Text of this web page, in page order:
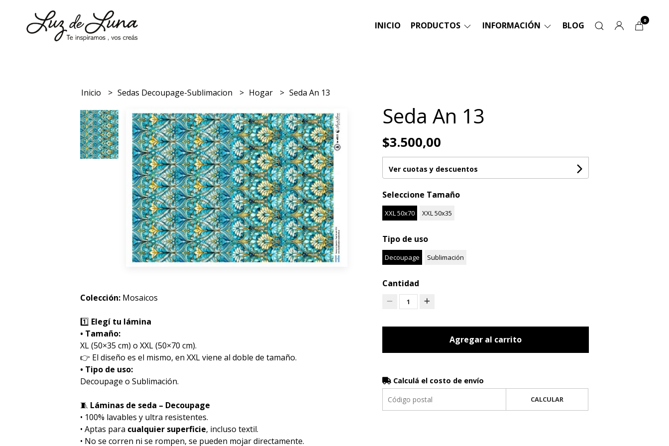
INICIO PRODUCTOS INFORMACIÓN BLOG 0
Inicio Sedas Decoupage-Sublimacion Hogar Seda An 13
Colección: Mosaicos
1️⃣ Elegí tu lámina
• Tamaño:
XL (50×35 cm) o XXL (50×70 cm).
👉 El diseño es el mismo, en XXL viene al doble de tamaño.
• Tipo de uso:
Decoupage o Sublimación.
🧵 Láminas de seda – Decoupage
• 100% lavables y ultra resistentes.
• Aptas para cualquier superficie, incluso textil.
• No se corren ni se rompen, se pueden mojar directamente.
Seda An 13
$3.500,00
Ver cuotas y descuentos
Seleccione Tamaño
XXL 50x70 XXL 50x35
Tipo de uso
Decoupage Sublimación
Cantidad
1
Agregar al carrito
Calculá el costo de envío
CALCULAR